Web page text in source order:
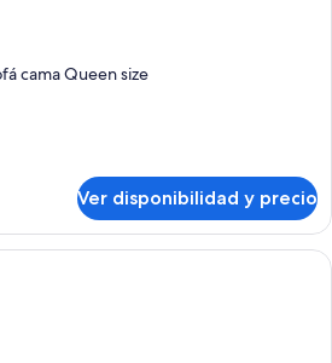
cama Queen size
Ver disponibilidad y precio
Una habitación de hotel moderna